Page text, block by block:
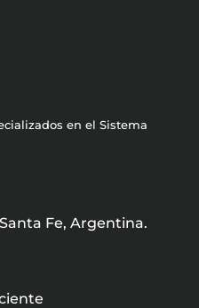
en el Sistema
Fe, Argentina.